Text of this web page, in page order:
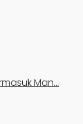
Man…